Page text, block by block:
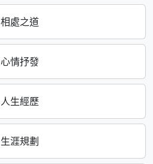
相處之道
心情抒發
人生經歷
生涯規劃